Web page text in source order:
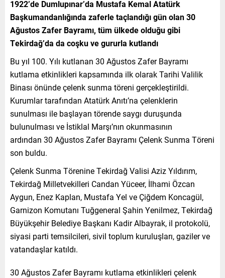
1922’de Dumlupınar’da Mustafa Kemal Atatürk
Başkumandanlığında zaferle taçlandığı gün olan 30
Ağustos Zafer Bayramı, tüm ülkede olduğu gibi
Tekirdağ’da da coşku ve gururla kutlandı
Bu yıl 100. Yılı kutlanan 30 Ağustos Zafer Bayramı
kutlama etkinlikleri kapsamında ilk olarak Tarihi Valilik
Binası önünde çelenk sunma töreni gerçekleştirildi.
Kurumlar tarafından Atatürk Anıtı’na çelenklerin
sunulması ile başlayan törende saygı duruşunda
bulunulması ve İstiklal Marşı’nın okunmasının
ardından 30 Ağustos Zafer Bayramı Çelenk Sunma Töreni
son buldu.
Çelenk Sunma Törenine Tekirdağ Valisi Aziz Yıldırım,
Tekirdağ Milletvekilleri Candan Yüceer, İlhami Özcan
Aygun, Enez Kaplan, Mustafa Yel ve Çiğdem Koncagül,
Garnizon Komutanı Tuğgeneral Şahin Yenilmez, Tekirdağ
Büyükşehir Belediye Başkanı Kadir Albayrak, il protokolü,
siyasi parti temsilcileri, sivil toplum kuruluşları, gaziler ve
vatandaşlar katıldı.
30 Ağustos Zafer Bayramı kutlama etkinlikleri çelenk